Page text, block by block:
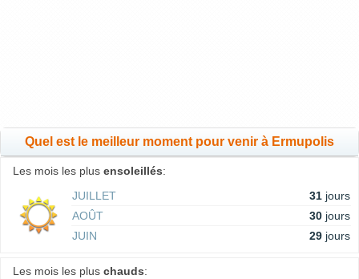
Quel est le meilleur moment pour venir à Ermupolis
Les mois les plus ensoleillés:
JUILLET
31 jours
AOÛT
30 jours
JUIN
29 jours
Les mois les plus chauds: